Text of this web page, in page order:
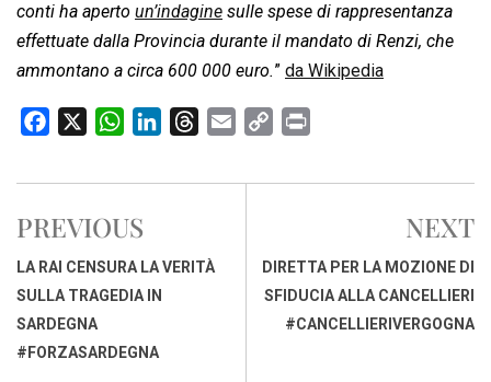
conti ha aperto un’indagine sulle spese di rappresentanza
effettuate dalla Provincia durante il mandato di Renzi, che
ammontano a circa 600 000 euro.” da Wikipedia
c
b
o
o
k
W
a
s
A
p
n
d
r
d
a
p
i
n
i
PREVIOUS
LA RAI CENSURA LA VERITÀ
SULLA TRAGEDIA IN
SARDEGNA
#FORZASARDEGNA
NEXT
DIRETTA PER LA MOZIONE DI
SFIDUCIA ALLA CANCELLIERI
#CANCELLIERIVERGOGNA